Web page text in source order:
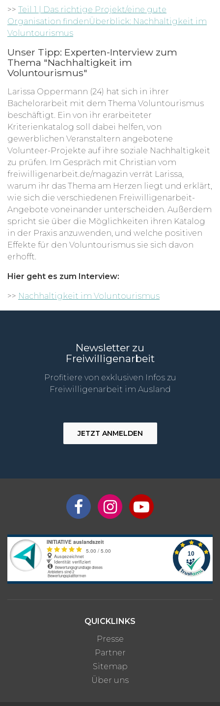
>> Teil 1 | Das richtige Projekt/eine gute
Organisation findenÜberblick: Nachhaltigkeit im
Voluntourismus
Unser Tipp: Experten-Interview zum
Thema "Nachhaltigkeit im
Voluntourismus"
Larissa Oppermann (24) hat sich in ihrer
Bachelorarbeit mit dem Thema Voluntourismus
beschäftigt. Ein von ihr erarbeiteter
Kriterienkatalog soll dabei helfen, von
gewerblichen Veranstaltern angebotene
Volunteer-Projekte auf ihre soziale Nachhaltigkeit
zu prüfen. Im Gespräch mit Christian vom
freiwilligenarbeit.de/magazin verrät Larissa,
warum ihr das Thema am Herzen liegt und erklärt,
wie sich die verschiedenen Freiwilligenarbeit-
Angebote voneinander unterscheiden. Außerdem
spricht sie über die Möglichkeiten ihren Katalog
in der Praxis anzuwenden, und welche positiven
Effekte für den Voluntourismus sie sich davon
erhofft.
Hier geht es zum Interview:
>> Nachhaltigkeit im Voluntourismus
Newsletter zu
Freiwilligenarbeit
Profitiere von exklusiven Infos zu
Freiwilligenarbeit im Ausland
JETZT ANMELDEN
QUICKLINKS
Presse
Partner
Sitemap
Über uns